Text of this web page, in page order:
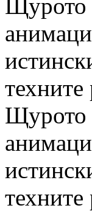
Щурото
техните
Щурото